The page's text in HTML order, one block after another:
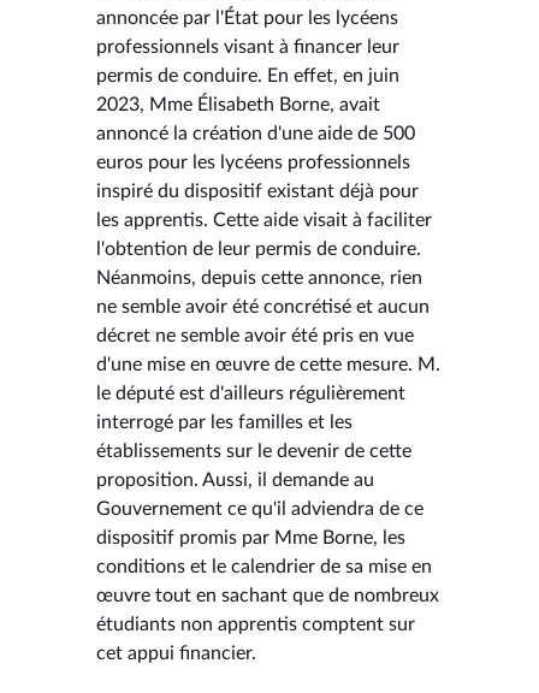
annoncée par l'État pour les lycéens
professionnels visant à financer leur
permis de conduire. En effet, en juin
2023, Mme Élisabeth Borne, avait
annoncé la création d'une aide de 500
euros pour les lycéens professionnels
inspiré du dispositif existant déjà pour
les apprentis. Cette aide visait à faciliter
l'obtention de leur permis de conduire.
Néanmoins, depuis cette annonce, rien
ne semble avoir été concrétisé et aucun
décret ne semble avoir été pris en vue
d'une mise en œuvre de cette mesure. M.
le député est d'ailleurs régulièrement
interrogé par les familles et les
établissements sur le devenir de cette
proposition. Aussi, il demande au
Gouvernement ce qu'il adviendra de ce
dispositif promis par Mme Borne, les
conditions et le calendrier de sa mise en
œuvre tout en sachant que de nombreux
étudiants non apprentis comptent sur
cet appui financier.